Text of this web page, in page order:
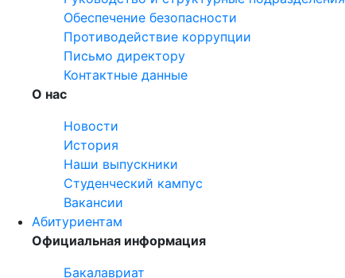
Обеспечение безопасности
Противодействие коррупции
Письмо директору
Контактные данные
О нас
Новости
История
Наши выпускники
Студенческий кампус
Вакансии
Абитуриентам
Официальная информация
Бакалавриат